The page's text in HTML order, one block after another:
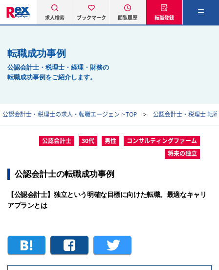
求人検索 ブックマーク 閲覧履歴 転職登録
転職成功事例
公認会計士・税理士・経理・財務の
転職成功事例をご紹介します。
公認会計士・税理士の求人・転職エージェントTOP 公認会計士・税理士 転
公認会計士 30代 男性
コンサルティングファーム
将来の独立
公認会計士の転職成功事例
【公認会計士】独立という明確な目標に向けた転職。最適なキャリ
アプランとは